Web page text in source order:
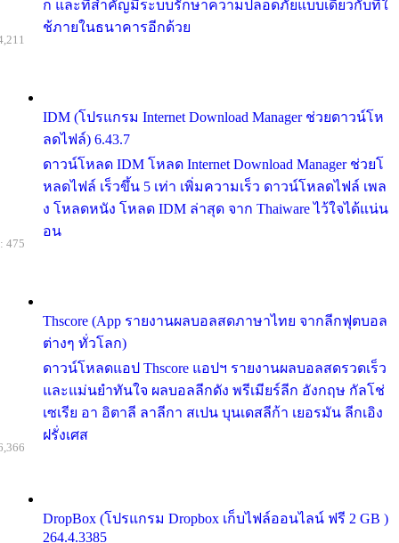
ก และที่สำคัญมีระบบรักษาความปลอดภัยแบบเดียวกับที่ใ
ช้ภายในธนาคารอีกด้วย
IDM (โปรแกรม Internet Download Manager ช่วยดาวน์โห
ลดไฟล์) 6.43.7
ดาวน์โหลด IDM โหลด Internet Download Manager ช่วยโ
หลดไฟล์ เร็วขึ้น 5 เท่า เพิ่มความเร็ว ดาวน์โหลดไฟล์ เพล
ง โหลดหนัง โหลด IDM ล่าสุด จาก Thaiware ไว้ใจได้แน่น
อน
Thscore (App รายงานผลบอลสดภาษาไทย จากลีกฟุตบอล
ต่างๆ ทั่วโลก)
ดาวน์โหลดแอป Thscore แอปฯ รายงานผลบอลสดรวดเร็ว
และแม่นยำทันใจ ผลบอลลีกดัง พรีเมียร์ลีก อังกฤษ กัลโช่
เซเรีย อา อิตาลี ลาลีกา สเปน บุนเดสลีก้า เยอรมัน ลีกเอิง
ฝรั่งเศส
475
DropBox (โปรแกรม Dropbox เก็บไฟล์ออนไลน์ ฟรี 2 GB )
264.4.3385